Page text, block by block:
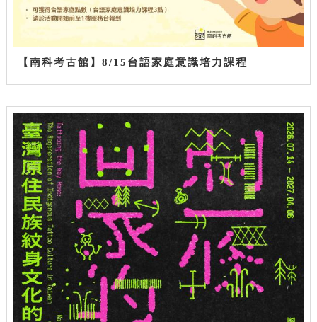
【南科考古館】8/15台語家庭意識培力課程